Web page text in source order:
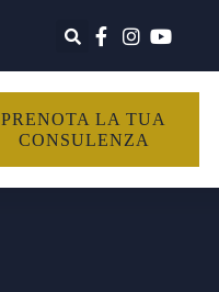
PRENOTA LA TUA
CONSULENZA